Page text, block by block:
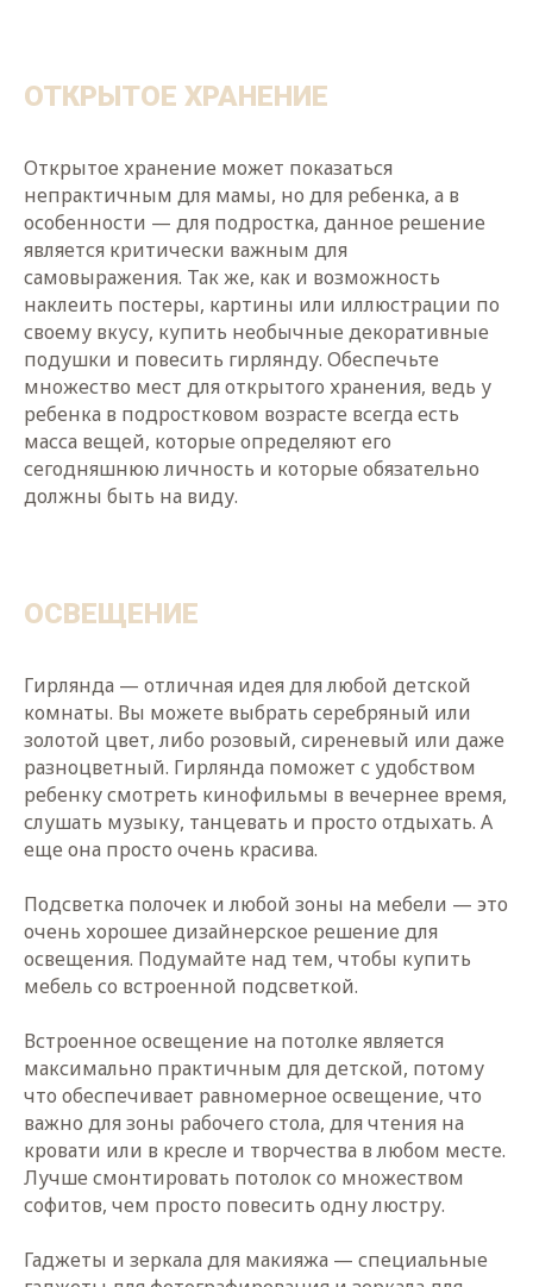
ОТКРЫТОЕ ХРАНЕНИЕ
Открытое хранение может показаться
непрактичным для мамы, но для ребенка, а в
особенности — для подростка, данное решение
является критически важным для
самовыражения. Так же, как и возможность
наклеить постеры, картины или иллюстрации по
своему вкусу, купить необычные декоративные
подушки и повесить гирлянду. Обеспечьте
множество мест для открытого хранения, ведь у
ребенка в подростковом возрасте всегда есть
масса вещей, которые определяют его
сегодняшнюю личность и которые обязательно
должны быть на виду.
ОСВЕЩЕНИЕ
Гирлянда — отличная идея для любой детской
комнаты. Вы можете выбрать серебряный или
золотой цвет, либо розовый, сиреневый или даже
разноцветный. Гирлянда поможет с удобством
ребенку смотреть кинофильмы в вечернее время,
слушать музыку, танцевать и просто отдыхать. А
еще она просто очень красива.
Подсветка полочек и любой зоны на мебели — это
очень хорошее дизайнерское решение для
освещения. Подумайте над тем, чтобы купить
мебель со встроенной подсветкой.
Встроенное освещение на потолке является
максимально практичным для детской, потому
что обеспечивает равномерное освещение, что
важно для зоны рабочего стола, для чтения на
кровати или в кресле и творчества в любом месте.
Лучше смонтировать потолок со множеством
софитов, чем просто повесить одну люстру.
Гаджеты и зеркала для макияжа — специальные